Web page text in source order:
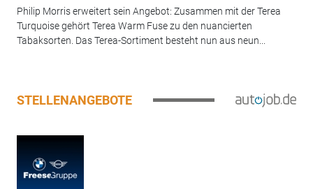
Philip Morris erweitert sein Angebot: Zusammen mit der Terea
Turquoise gehört Terea Warm Fuse zu den nuancierten
Tabaksorten. Das Terea-Sortiment besteht nun aus neun...
STELLENANGEBOTE